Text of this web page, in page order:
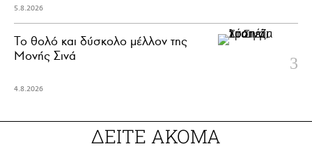
5.8.2026
Το θολό και δύσκολο μέλλον της
Μονής Σινά
4.8.2026
ΔΕΙΤΕ ΑΚΟΜΑ